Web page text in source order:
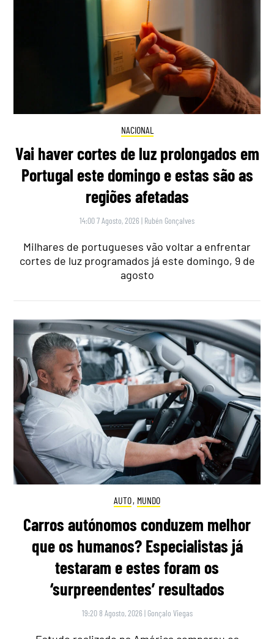
NACIONAL
Vai haver cortes de luz prolongados em
Portugal este domingo e estas são as
regiões afetadas
14:00 7 Agosto, 2026 | Rubén Gonçalves
Milhares de portugueses vão voltar a enfrentar
cortes de luz programados já este domingo, 9 de
agosto
AUTO, MUNDO
Carros autónomos conduzem melhor
que os humanos? Especialistas já
testaram e estes foram os
‘surpreendentes’ resultados
19:20 8 Agosto, 2026 | Gonçalo Viegas